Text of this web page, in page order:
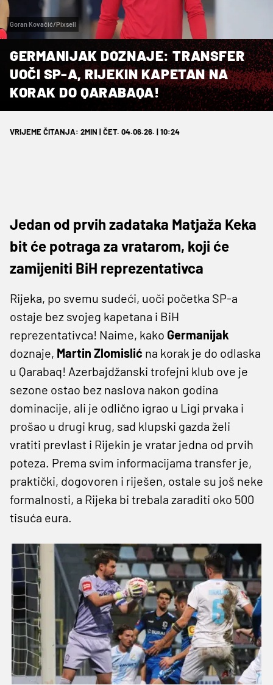
Goran Kovačić/Pixsell
GERMANIJAK DOZNAJE: TRANSFER
UOČI SP-A, RIJEKIN KAPETAN NA
KORAK DO QARABAQA!
VRIJEME ČITANJA: 2MIN | ČET. 04.06.26. | 10:24
Jedan od prvih zadataka Matjaža Keka
bit će potraga za vratarom, koji će
zamijeniti BiH reprezentativca
Rijeka, po svemu sudeći, uoči početka SP-a
ostaje bez svojeg kapetana i BiH
reprezentativca! Naime, kako Germanijak
doznaje, Martin Zlomislić na korak je do odlaska
u Qarabaq! Azerbajdžanski trofejni klub ove je
sezone ostao bez naslova nakon godina
dominacije, ali je odlično igrao u Ligi prvaka i
prošao u drugi krug, sad klupski gazda želi
vratiti prevlast i Rijekin je vratar jedna od prvih
poteza. Prema svim informacijama transfer je,
praktički, dogovoren i riješen, ostale su još neke
formalnosti, a Rijeka bi trebala zaraditi oko 500
tisuća eura.